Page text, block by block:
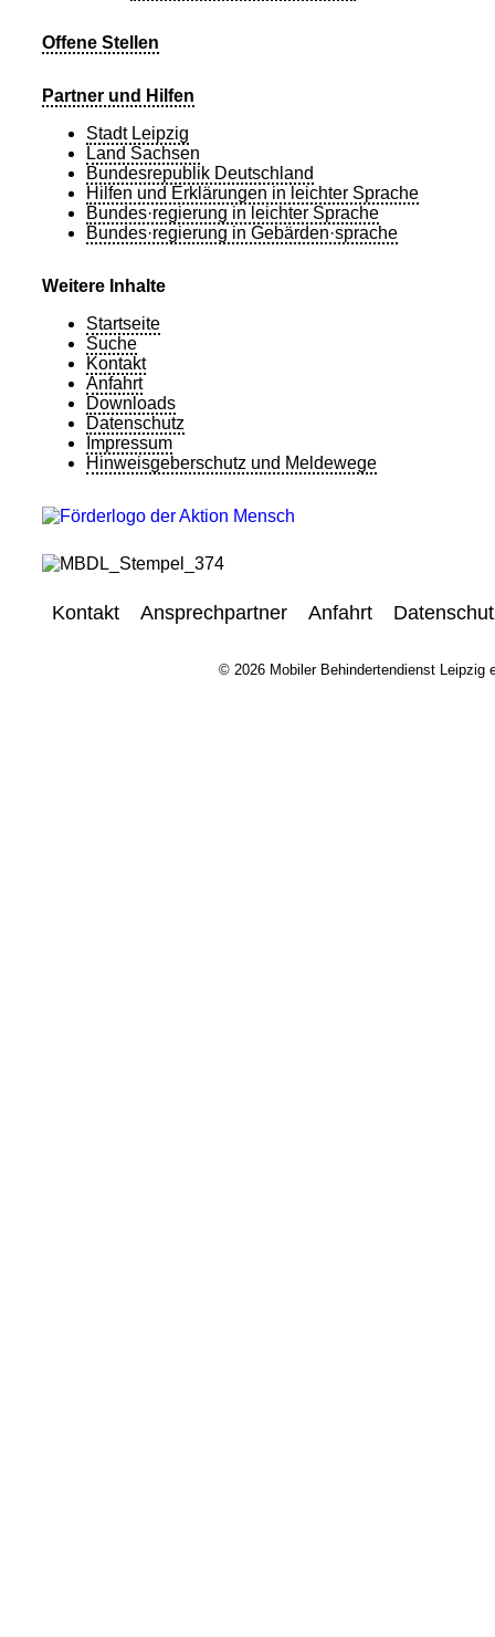
Offene Stellen
Partner und Hilfen
Stadt Leipzig
Land Sachsen
Bundesrepublik Deutschland
Hilfen und Erklärungen in leichter Sprache
Bundes·regierung in leichter Sprache
Bundes·regierung in Gebärden·sprache
Weitere Inhalte
Startseite
Suche
Kontakt
Anfahrt
Downloads
Datenschutz
Impressum
Hinweisgeberschutz und Meldewege
Kontakt Ansprechpartner Anfahrt
© 2026 Mobiler Behindertendienst Leipzig